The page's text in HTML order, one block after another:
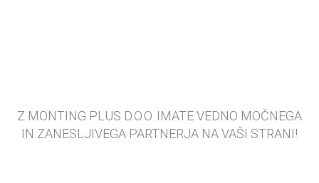
Z MONTING PLUS D.O.O. IMATE VEDNO MOČNEGA
IN ZANESLJIVEGA PARTNERJA NA VAŠI STRANI!